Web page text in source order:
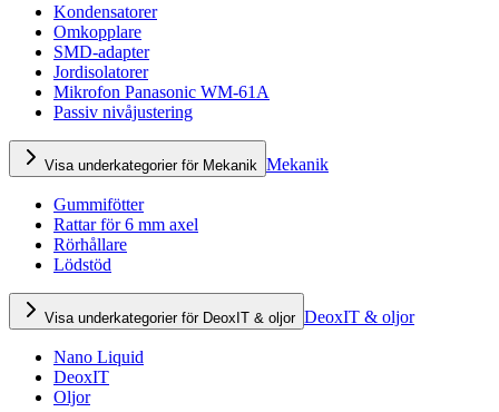
Kondensatorer
Omkopplare
SMD-adapter
Jordisolatorer
Mikrofon Panasonic WM-61A
Passiv nivåjustering
Visa underkategorier för Mekanik Mekanik
Gummifötter
Rattar för 6 mm axel
Rörhållare
Lödstöd
Visa underkategorier för DeoxIT & oljor DeoxIT & oljor
Nano Liquid
DeoxIT
Oljor